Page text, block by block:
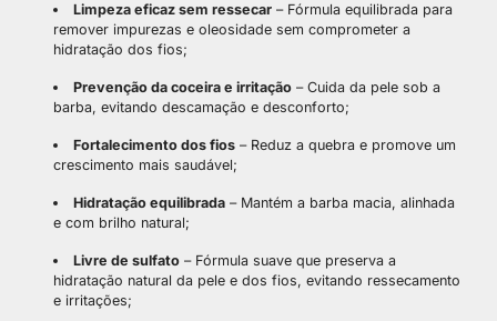
Limpeza eficaz sem ressecar– Fórmula equilibrada para
remover impurezas e oleosidade sem comprometer a
hidratação dos fios;
Prevenção da coceira e irritação– Cuida da pele sob a
barba, evitando descamação e desconforto;
Fortalecimento dos fios– Reduz a quebra e promove um
crescimento mais saudável;
Hidratação equilibrada– Mantém a barba macia, alinhada
e com brilho natural;
Livre de sulfato– Fórmula suave que preserva a
hidratação natural da pele e dos fios, evitando ressecamento
e irritações;